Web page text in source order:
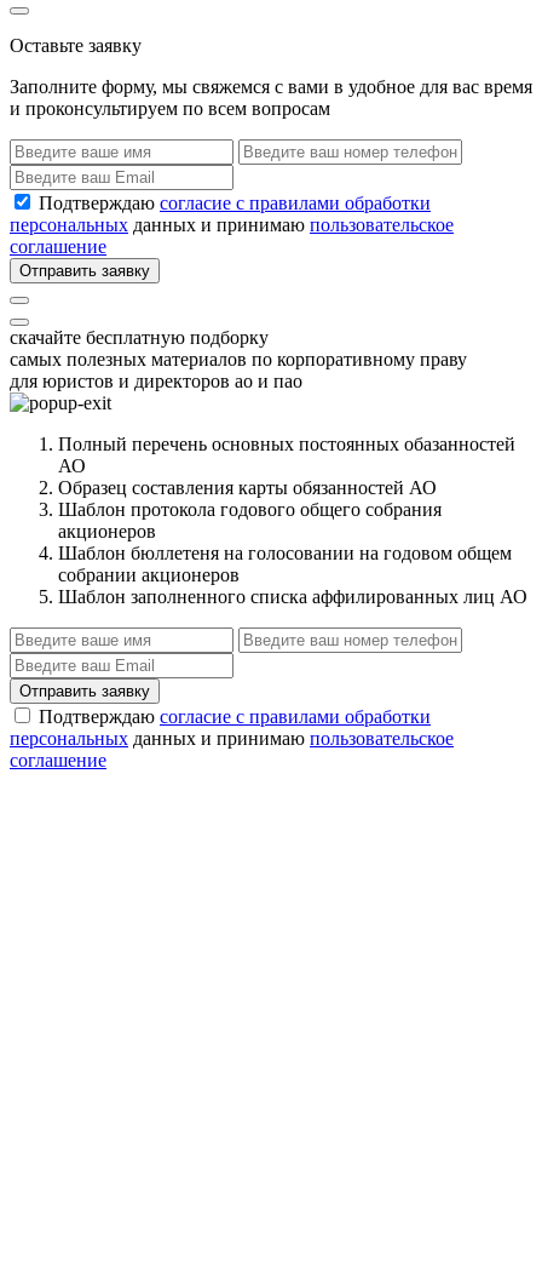
Оставьте заявку
Заполните форму, мы свяжемся с вами в удобное для вас время
и проконсультируем по всем вопросам
Подтверждаю согласие с правилами обработки
персональных данных и принимаю пользовательское
соглашение
Отправить заявку
скачайте бесплатную подборку
самых полезных материалов по корпоративному праву
для юристов и директоров ао и пао
Полный перечень основных постоянных обазанностей
АО
Образец составления карты обязанностей АО
Шаблон протокола годового общего собрания
акционеров
Шаблон бюллетеня на голосовании на годовом общем
собрании акционеров
Шаблон заполненного списка аффилированных лиц АО
Отправить заявку
Подтверждаю согласие с правилами обработки
персональных данных и принимаю пользовательское
соглашение